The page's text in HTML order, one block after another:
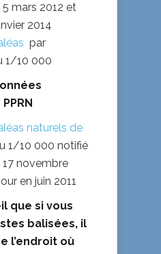
mars 2012 et
2014
par
1/10 000
naturels de
1/10 000 notifié
novembre
en juin 2011
que si vous
balisées, il
l’endroit où